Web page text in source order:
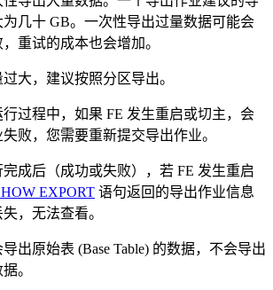
几十 GB。一次性导出过量数据可能会
重试的成本也会增加。
大，建议按照分区导出。
过程中，如果 FE 发生重启或切主，会
败，您需要重新提交导出作业。
成后（成功或失败），若 FE 发生重启
EXPORT 语句返回的导出作业信息
，无法查看。
出原始表 (Base Table) 的数据，不会导出
。